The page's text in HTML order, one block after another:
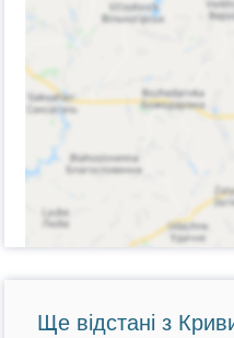
Ще відстані з